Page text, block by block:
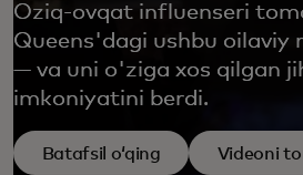
Oziq-ovqat influenseri
Queens'dagi ushbu oilaviy
— va uni o'ziga xos qilgan
imkoniyatini berdi.
Batafsil oʻqing Videoni